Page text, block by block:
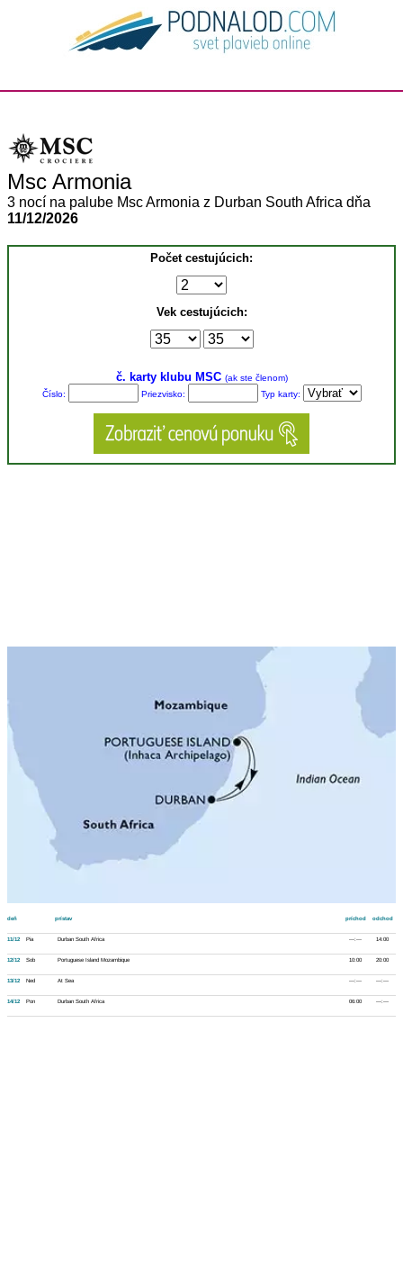
Msc Armonia
3 nocí na palube Msc Armonia z Durban South Africa dňa
11/12/2026
Počet cestujúcich:
Vek cestujúcich:
č. karty klubu MSC (ak ste členom)
Číslo:
Priezvisko: Typ karty:
deň prístav odchod
príchod
14:00
---:---
11/12 Pia Durban South Africa
20:00
10:00
12/12 Sob Portuguese Island Mozambique
---:---
---:---
13/12 Ned At Sea
---:---
06:00
14/12 Pon Durban South Africa